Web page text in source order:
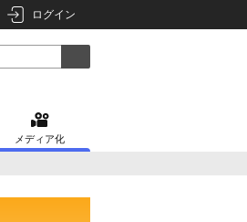
ログイン
メディア化